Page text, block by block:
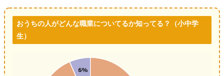
おうちの人がどんな職業についてるか知ってる？（小中学
生）